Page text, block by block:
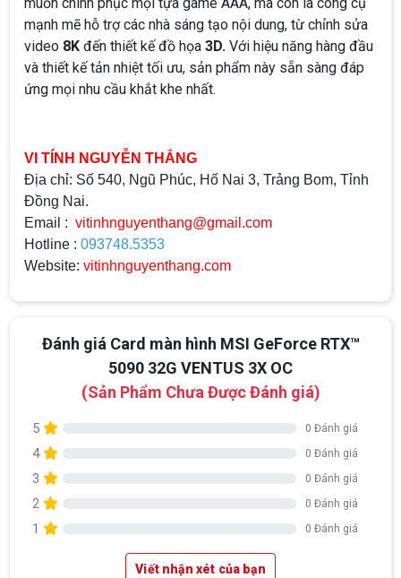
mạnh mẽ hỗ trợ các nhà sáng tạo nội dung, từ chỉnh sửa
video 8K đến thiết kế đồ họa 3D. Với hiệu năng hàng đầu
và thiết kế tản nhiệt tối ưu, sản phẩm này sẵn sàng đáp
ứng mọi nhu cầu khắt khe nhất.
VI TÍNH NGUYỄN THẮNG
Địa chỉ: Số 540, Ngũ Phúc, Hố Nai 3, Trảng Bom, Tỉnh
Đồng Nai.
Email : vitinhnguyenthang@gmail.com
Hotline : 093748.5353
Website: vitinhnguyenthang.com
Đánh giá Card màn hình MSI GeForce RTX™
5090 32G VENTUS 3X OC
(Sản Phẩm Chưa Được Đánh giá)
5 0 Đánh giá
4 0 Đánh giá
3 0 Đánh giá
2 0 Đánh giá
1 0 Đánh giá
Viết nhận xét của bạn